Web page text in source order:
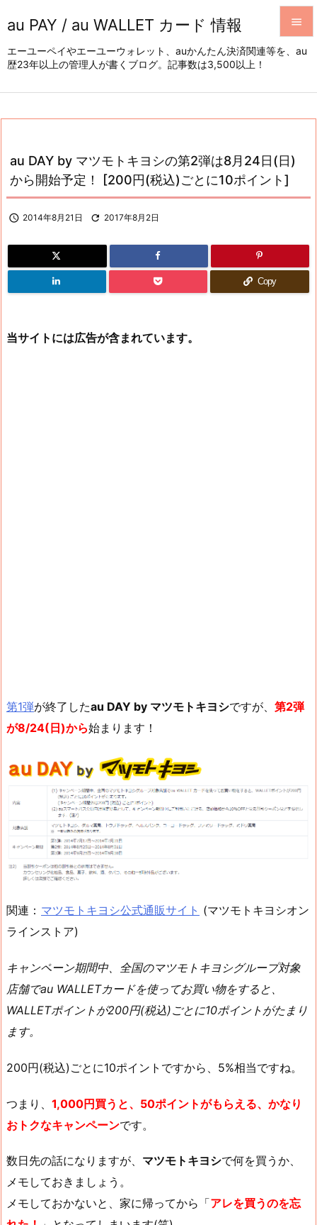
au PAY / au WALLET カード 情報
エーユーペイやエーユーウォレット、auかんたん決済関連等を、au
歴23年以上の管理人が書くブログ。記事数は3,500以上！





au DAY by マツモトキヨシの第2弾は8月24日(日)
から開始予定！ [200円(税込)ごとに10ポイント]
 2014年8月21日  2017年8月2日
Copy
当サイトには広告が含まれています。
第1弾が終了したau DAY by マツモトキヨシですが、 第2弾
が8/24(日)から始まります！
関連： マツモトキヨシ公式通販サイト (マツモトキヨシオン
ラインストア)
キャンペーン期間中、全国のマツモトキヨシグループ対象
店舗でau WALLETカードを使ってお買い物をすると、
WALLETポイントが200円(税込)ごとに10ポイントがたまり
ます。
200円(税込)ごとに10ポイントですから、5%相当ですね。
つまり、 1,000円買うと、50ポイントがもらえる、かなり
おトクなキャンペーンです。
数日先の話になりますが、 マツモトキヨシで何を買うか、
メモしておきましょう。
メモしておかないと、家に帰ってから「アレを買うのを忘